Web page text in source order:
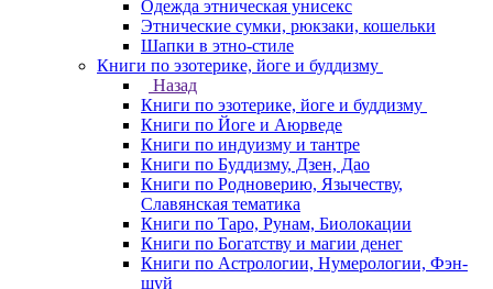
Одежда этническая унисекс
Этнические сумки, рюкзаки, кошельки
Шапки в этно-стиле
Книги по эзотерике, йоге и буддизму
Назад
Книги по эзотерике, йоге и буддизму
Книги по Йоге и Аюрведе
Книги по индуизму и тантре
Книги по Буддизму, Дзен, Дао
Книги по Родноверию, Язычеству,
Славянская тематика
Книги по Таро, Рунам, Биолокации
Книги по Богатству и магии денег
Книги по Астрологии, Нумерологии, Фэн-
шуй